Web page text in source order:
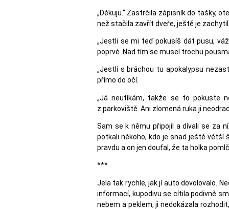
„Děkuju.“ Zastrčila zápisník do tašky,
než stačila zavřít dveře, ještě je
„Jestli se mi teď pokusíš dát pusu,
poprvé. Nad tím se musel trochu
„Jestli s bráchou tu apokalypsu
přímo do očí.
„Já neutíkám, takže se to pokuste
z parkoviště. Ani zlomená ruka ji
Sam se k němu připojil a dívali se za
potkali někoho, kdo je snad ještě větší
pravdu a on jen doufal, že ta holka
***
Jela tak rychle, jak jí auto dovolovalo.
informací, kupodivu se cítila podivně
nebem a peklem, ji nedokázala